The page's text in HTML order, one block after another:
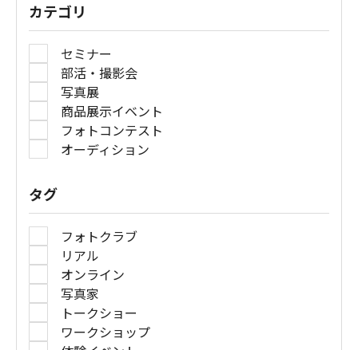
カテゴリ
セミナー
部活・撮影会
写真展
商品展示イベント
フォトコンテスト
オーディション
タグ
フォトクラブ
リアル
オンライン
写真家
トークショー
ワークショップ